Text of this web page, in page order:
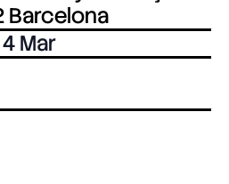
Barcelona
4 Mar